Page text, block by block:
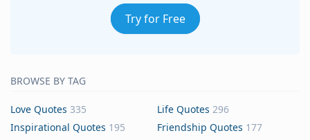
Try for Free
BROWSE BY TAG
Love Quotes 335 Life Quotes 296
Inspirational Quotes 195 Friendship Quotes 177